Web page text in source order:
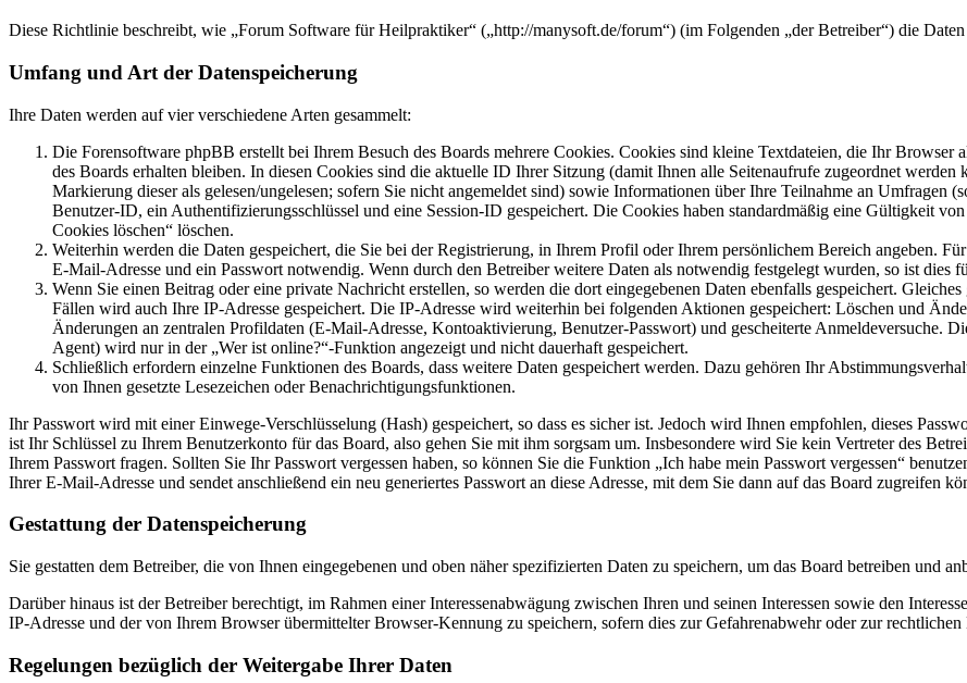
Diese Richtlinie beschreibt, wie „Forum Software für Heilpraktiker“ („http://manysoft.de/forum“) (im Folgenden „der Betreiber“) die
Umfang und Art der Datenspeicherung
Ihre Daten werden auf vier verschiedene Arten gesammelt:
Die Forensoftware phpBB erstellt bei Ihrem Besuch des Boards mehrere Cookies. Cookies sind kleine Textdateien, die Ihr Browser
des Boards erhalten bleiben. In diesen Cookies sind die aktuelle ID Ihrer Sitzung (damit Ihnen alle Seitenaufrufe zugeordnet
Markierung dieser als gelesen/ungelesen; sofern Sie nicht angemeldet sind) sowie Informationen über Ihre Teilnahme an Umfragen
Benutzer-ID, ein Authentifizierungsschlüssel und eine Session-ID gespeichert. Die Cookies haben standardmäßig eine Gültigkeit
Cookies löschen“ löschen.
Weiterhin werden die Daten gespeichert, die Sie bei der Registrierung, in Ihrem Profil oder Ihrem persönlichem Bereich angeben.
E-Mail-Adresse und ein Passwort notwendig. Wenn durch den Betreiber weitere Daten als notwendig festgelegt wurden, so ist dies
Wenn Sie einen Beitrag oder eine private Nachricht erstellen, so werden die dort eingegebenen Daten ebenfalls gespeichert.
Fällen wird auch Ihre IP-Adresse gespeichert. Die IP-Adresse wird weiterhin bei folgenden Aktionen gespeichert: Löschen und
Änderungen an zentralen Profildaten (E-Mail-Adresse, Kontoaktivierung, Benutzer-Passwort) und gescheiterte Anmeldeversuche.
Agent) wird nur in der „Wer ist online?“-Funktion angezeigt und nicht dauerhaft gespeichert.
Schließlich erfordern einzelne Funktionen des Boards, dass weitere Daten gespeichert werden. Dazu gehören Ihr
von Ihnen gesetzte Lesezeichen oder Benachrichtigungsfunktionen.
Ihr Passwort wird mit einer Einwege-Verschlüsselung (Hash) gespeichert, so dass es sicher ist. Jedoch wird Ihnen empfohlen, dieses
ist Ihr Schlüssel zu Ihrem Benutzerkonto für das Board, also gehen Sie mit ihm sorgsam um. Insbesondere wird Sie kein Vertreter des
Ihrem Passwort fragen. Sollten Sie Ihr Passwort vergessen haben, so können Sie die Funktion „Ich habe mein Passwort vergessen“
Ihrer E-Mail-Adresse und sendet anschließend ein neu generiertes Passwort an diese Adresse, mit dem Sie dann auf das Board zugreifen
Gestattung der Datenspeicherung
Sie gestatten dem Betreiber, die von Ihnen eingegebenen und oben näher spezifizierten Daten zu speichern, um das Board betreiben und
Darüber hinaus ist der Betreiber berechtigt, im Rahmen einer Interessenabwägung zwischen Ihren und seinen Interessen sowie den
IP-Adresse und der von Ihrem Browser übermittelter Browser-Kennung zu speichern, sofern dies zur Gefahrenabwehr oder zur
Regelungen bezüglich der Weitergabe Ihrer Daten